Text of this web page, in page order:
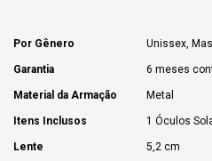
Por Gênero Unissex,
Garantia 6 meses
Material da Armação Metal
Itens Inclusos 1 Óculos
Lente 5,2 cm